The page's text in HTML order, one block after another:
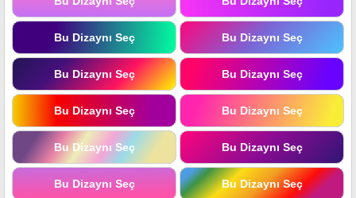
Bu Dizaynı Seç Bu Dizaynı Seç
Bu Dizaynı Seç Bu Dizaynı Seç
Bu Dizaynı Seç Bu Dizaynı Seç
Bu Dizaynı Seç Bu Dizaynı Seç
Bu Dizaynı Seç Bu Dizaynı Seç